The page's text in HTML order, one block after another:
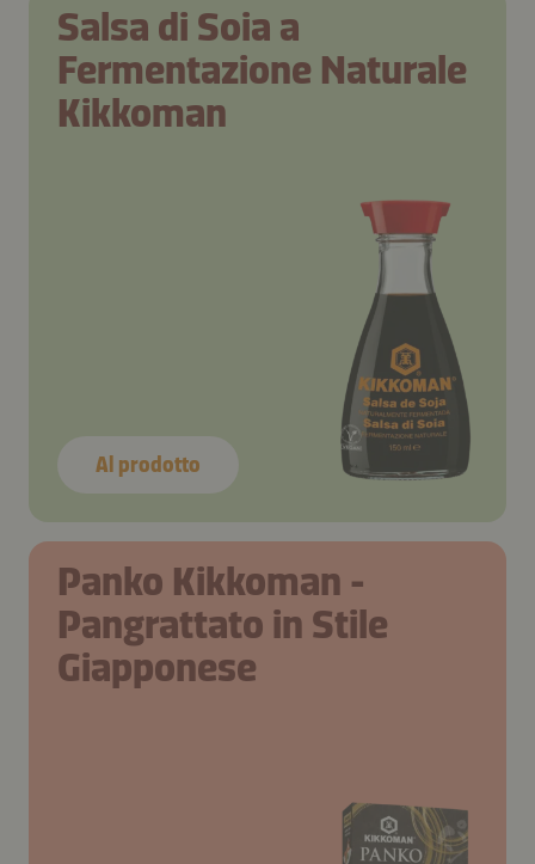
Salsa di Soia a
Fermentazione Naturale
Kikkoman
Al prodotto
Panko Kikkoman -
Pangrattato in Stile
Giapponese